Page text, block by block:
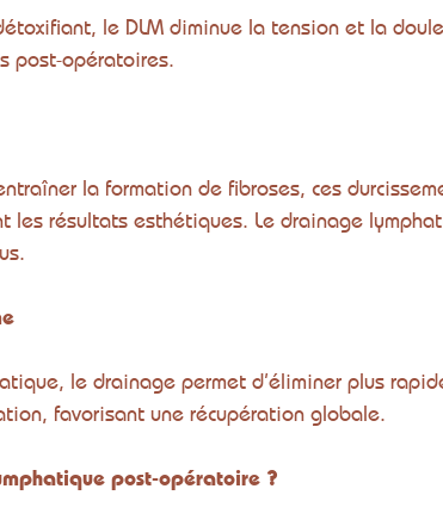
le DLM diminue la tension et la
post-opératoires.
la formation de fibroses, ces
les résultats esthétiques. Le drainage
le drainage permet d’éliminer plus
favorisant une récupération globale.
post-opératoire ?